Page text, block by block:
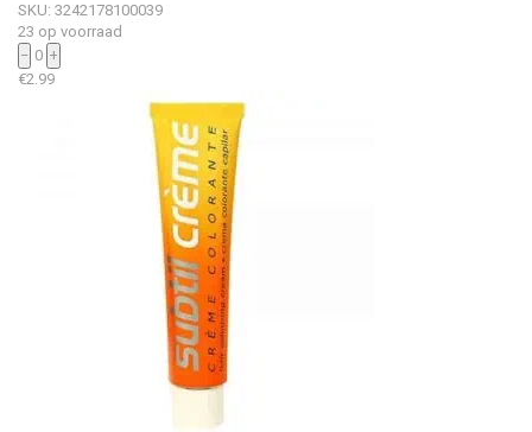
SKU: 3242178100039
23 op voorraad
− 0 +
€2.99